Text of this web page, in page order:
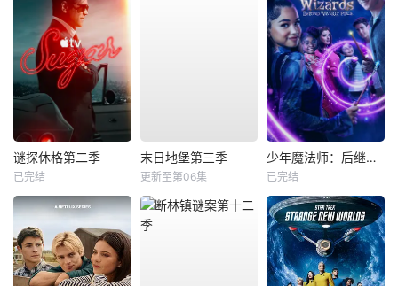
谜探休格第二季
已完结
末日地堡第三季
更新至第06集
少年魔法师：后继者第三季
已完结